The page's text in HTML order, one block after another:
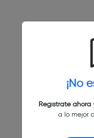
¡No
Regístrate ahora
a lo mejor